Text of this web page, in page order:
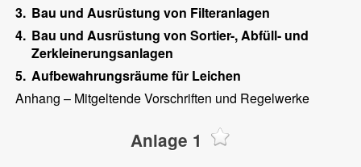
3. Bau und Ausrüstung von Filteranlagen
4. Bau und Ausrüstung von Sortier-, Abfüll- und
Zerkleinerungsanlagen
5. Aufbewahrungsräume für Leichen
Anhang – Mitgeltende Vorschriften und Regelwerke
Anlage 1